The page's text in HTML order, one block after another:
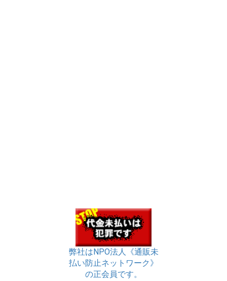
弊社はNPO法人《通販未
払い防止ネットワーク》
の正会員です。